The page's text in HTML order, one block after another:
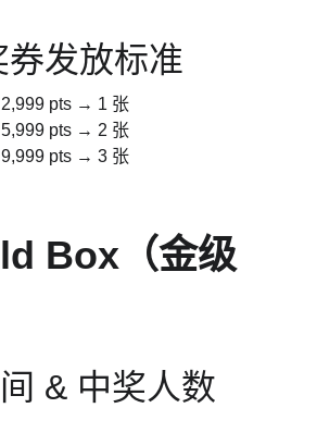
发放标准
2,999 pts → 1 张
pts → 2 张
pts → 3 张
Box（金级
& 中奖人数